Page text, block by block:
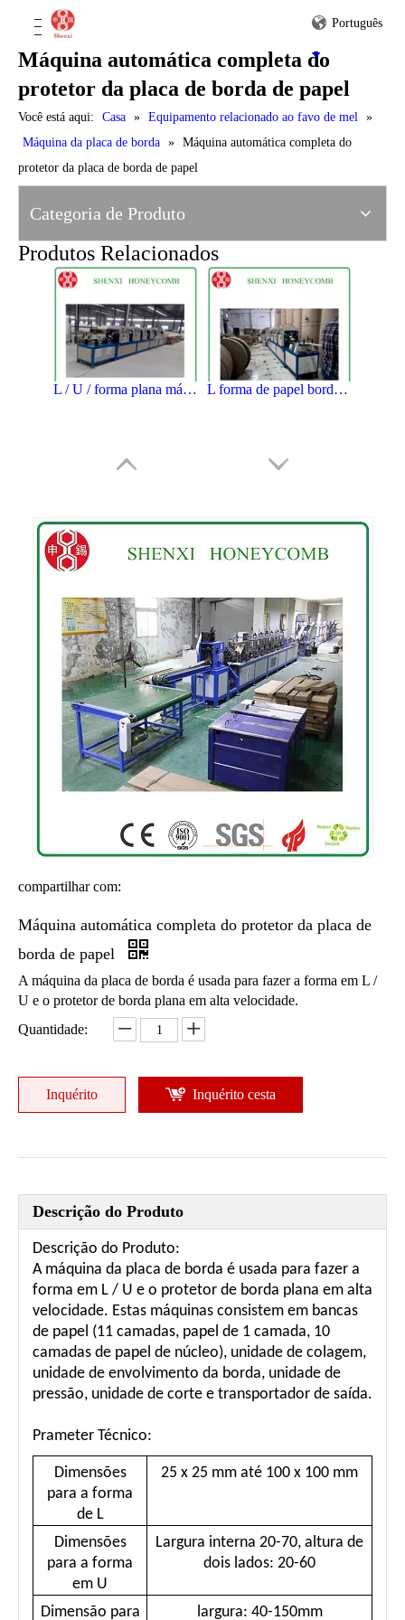
Português
Máquina automática completa do
protetor da placa de borda de papel
Você está aqui: Casa » Equipamento relacionado ao favo de mel »
Máquina da placa de borda » Máquina automática completa do
protetor da placa de borda de papel
Categoria de Produto
Produtos Relacionados
L / U / forma plana máquina de protetor de placa de borda de papel L forma de papel borda Board Protector Machine
Máquina de fazer placa de borda Máquina da placa de borda
compartilhar com:
Máquina automática completa do protetor da placa de
borda de papel
A máquina da placa de borda é usada para fazer a forma em L /
U e o protetor de borda plana em alta velocidade.
Quantidade:
Inquérito Inquérito cesta
Descrição do Produto
Descrição do Produto:
A máquina da placa de borda é usada para fazer a
forma em L / U e o protetor de borda plana em alta
velocidade. Estas máquinas consistem em bancas
de papel (11 camadas, papel de 1 camada, 10
camadas de papel de núcleo), unidade de colagem,
unidade de envolvimento da borda, unidade de
pressão, unidade de corte e transportador de saída.
Prameter Técnico:
Dimensões
para a forma
de L
25 x 25 mm até 100 x 100 mm
Dimensões
para a forma
em U
Largura interna 20-70, altura de
dois lados: 20-60
Dimensão para largura: 40-150mm